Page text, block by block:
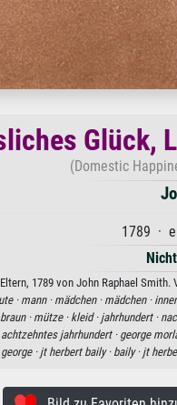
Glück,
(Domestic
1789 ·
1789 von John Raphael
· mann · mädchen · mädchen ·
braun · mütze · kleid · jahrhundert ·
achtzehntes jahrhundert · george
george · jt herbert baily · baily · jt